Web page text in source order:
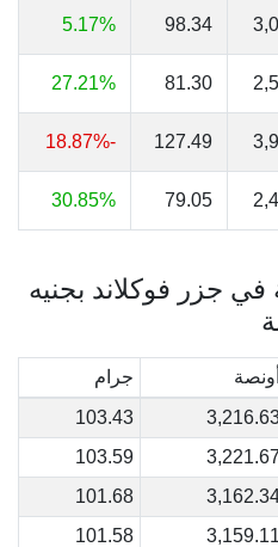
98.34
5.17%
81.30
27.21%
127.49
-18.87%
79.05
30.85%
في جزر فوكلاند بجنيه
أونصة
جرام
103.43
3,221.67
103.59
101.68
3,159.11
101.58